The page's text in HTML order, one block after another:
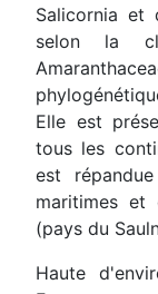
Salicornia et
selon la
Elle est
tous les
est
maritimes et
(pays du
Haute